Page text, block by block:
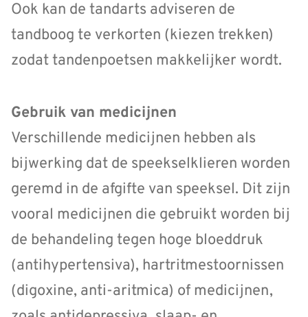
Ook kan de tandarts adviseren de
tandboog te verkorten (kiezen trekken)
zodat tandenpoetsen makkelijker wordt.
Gebruik van medicijnen
Verschillende medicijnen hebben als
bijwerking dat de speekselklieren worden
geremd in de afgifte van speeksel. Dit zijn
vooral medicijnen die gebruikt worden bij
de behandeling tegen hoge bloeddruk
(antihypertensiva), hartritmestoornissen
(digoxine, anti-aritmica) of medicijnen,